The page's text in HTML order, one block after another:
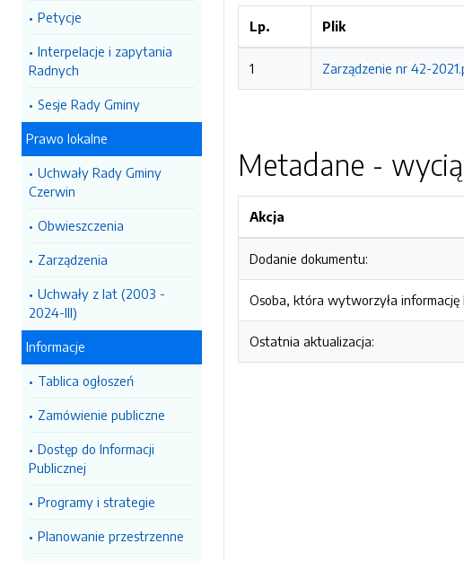
Petycje
Interpelacje i zapytania
Radnych
Sesje Rady Gminy
Prawo lokalne
Uchwały Rady Gminy
Czerwin
Obwieszczenia
Zarządzenia
Uchwały z lat (2003 -
2024-III)
Informacje
Tablica ogłoszeń
Zamówienie publiczne
Dostęp do Informacji
Publicznej
Programy i strategie
Planowanie przestrzenne
Lp. Plik
1 Zarządzenie nr 42-
Metadane -
Akcja
Dodanie dokumentu:
Osoba, która wytworzyła
Ostatnia aktualizacja: